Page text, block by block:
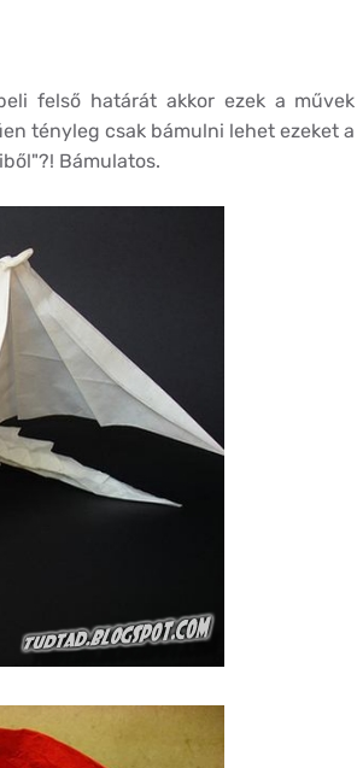
felső határát akkor ezek a művek
tényleg csak bámulni lehet ezeket a
Bámulatos.